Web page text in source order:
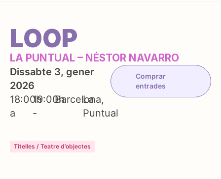
LOOP
LA PUNTUAL – NÉSTOR NAVARRO
Dissabte 3, gener
2026
18:00h
a
19:00h
-
Barcelona
La
Puntual
Titelles / Teatre d’objectes
Comprar
entrades